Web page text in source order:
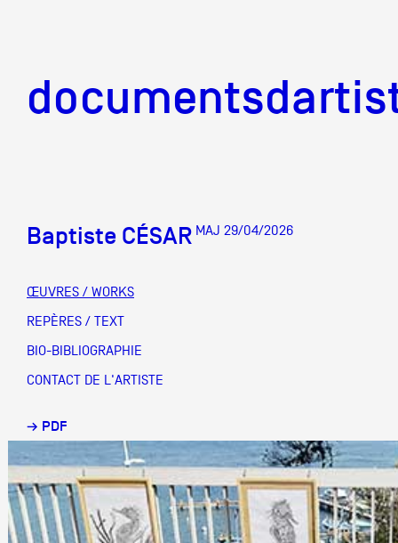
Équipe
Partenaires
Crédits
Baptiste CÉSAR MAJ 29/04/2026
ŒUVRES / WORKS
REPÈRES / TEXT
BIO-BIBLIOGRAPHIE
CONTACT DE L'ARTISTE
→ PDF